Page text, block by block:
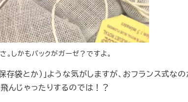
。しかもバックがガーゼ？ですよ。
袋とか）」ような気がしますが、おフランス式な
んじゃったりするのでは！？